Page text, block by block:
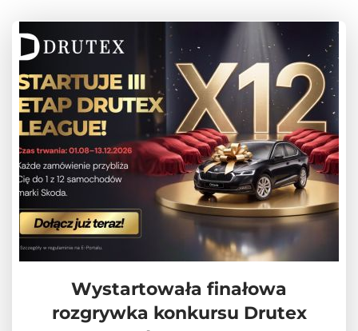
Wystartowała finałowa
rozgrywka konkursu Drutex